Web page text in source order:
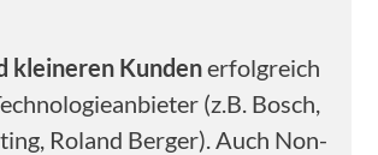
kleineren Kundenerfolgreich
(z.B. Bosch,
Roland Berger). Auch Non-